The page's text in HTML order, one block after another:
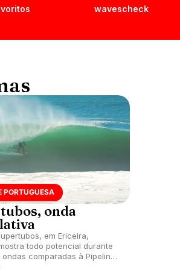
wavescheck
PORTUGUESA
onda
em Ericeira,
todo potencial durante
comparadas à Pipeline,